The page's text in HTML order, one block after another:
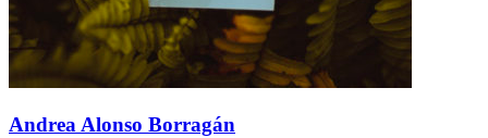
Andrea Alonso Borragán